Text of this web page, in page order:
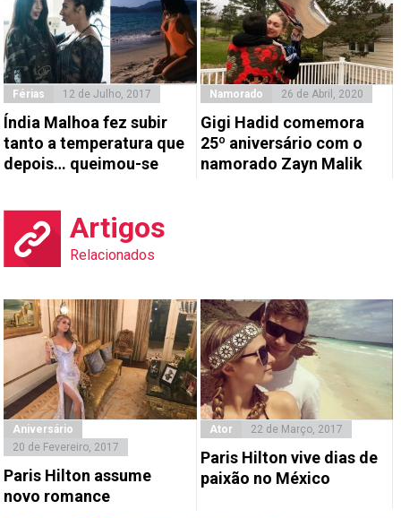
Férias 12 de Julho, 2017
Índia Malhoa fez subir
tanto a temperatura que
depois… queimou-se
Namorado 26 de Abril, 2020
Gigi Hadid comemora
25º aniversário com o
namorado Zayn Malik
Artigos
Relacionados
Aniversário
20 de Fevereiro, 2017
Paris Hilton assume
novo romance
Ator 22 de Março, 2017
Paris Hilton vive dias de
paixão no México